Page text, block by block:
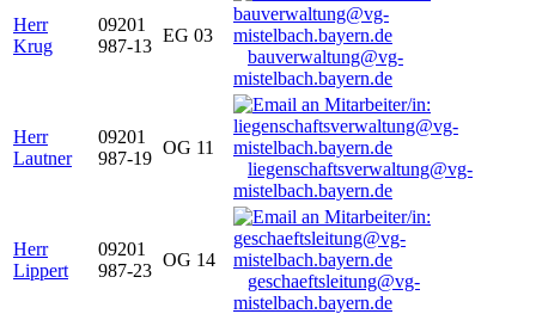
Herr
Krug
09201
987-13
EG 03
bauverwaltung@vg-
mistelbach.bayern.de
Herr
Lautner
09201
987-19
OG 11
liegenschaftsverwaltung@vg-
mistelbach.bayern.de
Herr
Lippert
09201
987-23
OG 14
geschaeftsleitung@vg-
mistelbach.bayern.de